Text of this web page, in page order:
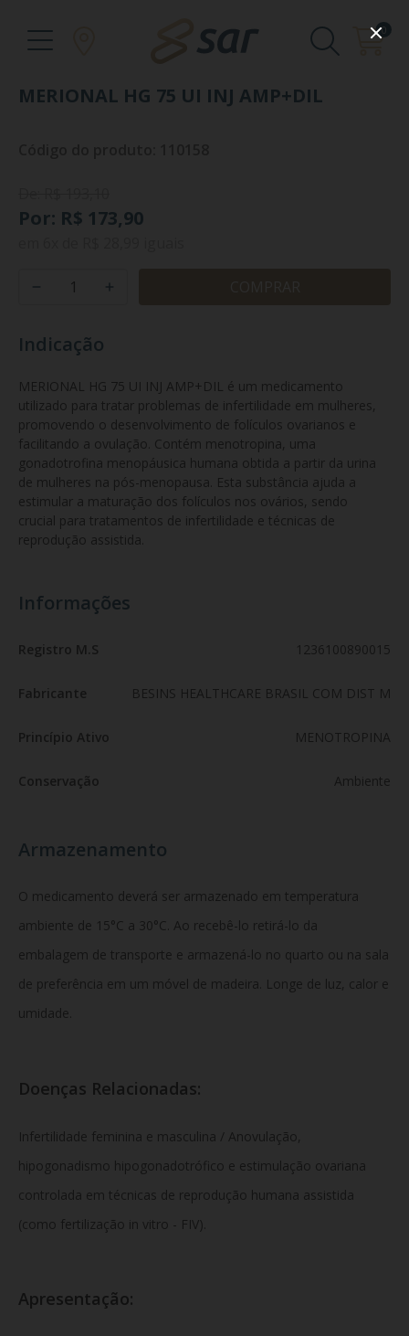
0
MERIONAL HG 75 UI INJ AMP+DIL
Por: R$ 173,90
Indicação
MERIONAL HG 75 UI INJ AMP+DIL é um medicamento
utilizado para tratar problemas de infertilidade em mulheres,
promovendo o desenvolvimento de folículos ovarianos e
facilitando a ovulação. Contém menotropina, uma
gonadotrofina menopáusica humana obtida a partir da urina
de mulheres na pós-menopausa. Esta substância ajuda a
estimular a maturação dos folículos nos ovários, sendo
crucial para tratamentos de infertilidade e técnicas de
reprodução assistida.
Informações
Registro M.S 1236100890015
Fabricante BESINS HEALTHCARE BRASIL COM DIST M
Princípio Ativo MENOTROPINA
Conservação Ambiente
Armazenamento
O medicamento deverá ser armazenado em temperatura
ambiente de 15°C a 30°C. Ao recebê-lo retirá-lo da
embalagem de transporte e armazená-lo no quarto ou na sala
de preferência em um móvel de madeira. Longe de luz, calor e
umidade.
Doenças Relacionadas:
Infertilidade feminina e masculina / Anovulação,
hipogonadismo hipogonadotrófico e estimulação ovariana
controlada em técnicas de reprodução humana assistida
(como fertilização in vitro - FIV).
Apresentação: